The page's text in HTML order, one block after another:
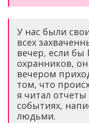
У нас были
всех
вечер, если
охранников,
вечером
том, что
я читал
событиях,
людьми.